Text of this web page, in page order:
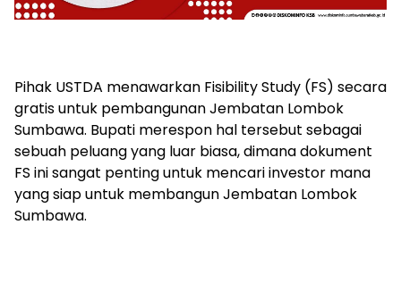
Pihak USTDA menawarkan Fisibility Study (FS) secara
gratis untuk pembangunan Jembatan Lombok
Sumbawa. Bupati merespon hal tersebut sebagai
sebuah peluang yang luar biasa, dimana dokument
FS ini sangat penting untuk mencari investor mana
yang siap untuk membangun Jembatan Lombok
Sumbawa.